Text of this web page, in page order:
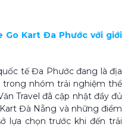
Go Kart Đa Phước với giới
tế Đa Phước đang là địa
nhóm trải nghiệm thể
Travel đã cập nhật đầy đủ
Đà Nẵng và những điểm
lựa chọn trước khi đến trải